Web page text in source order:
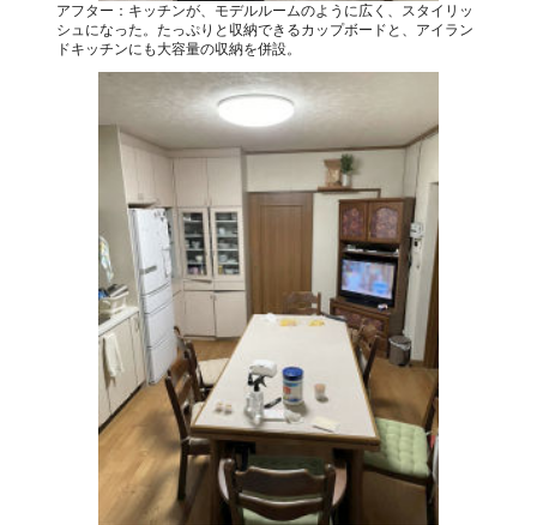
アフター：キッチンが、モデルルームのように広く、スタイリッ
シュになった。たっぷりと収納できるカップボードと、アイラン
ドキッチンにも大容量の収納を併設。